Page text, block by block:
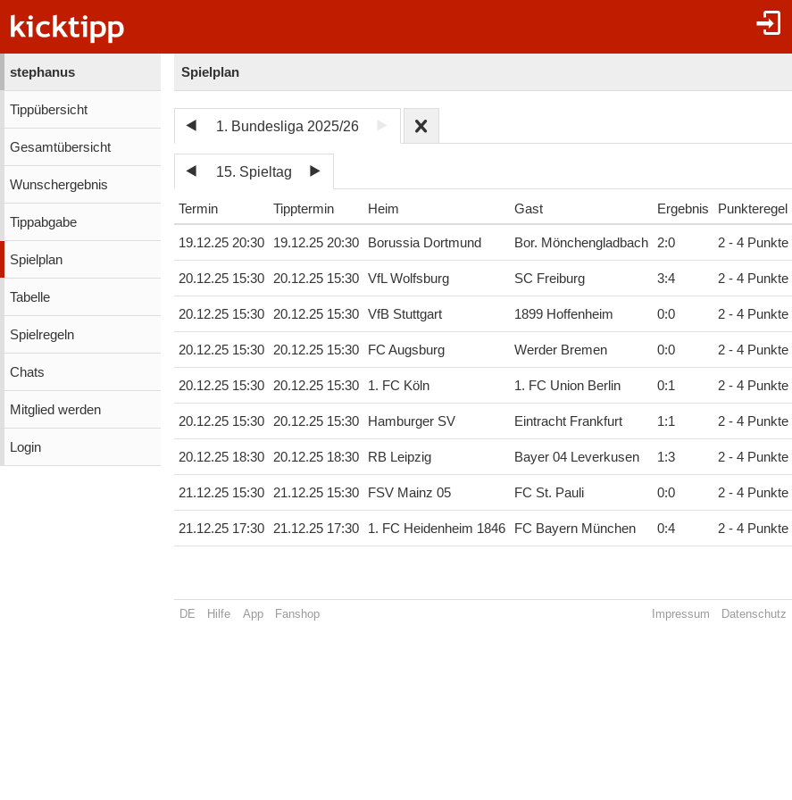
stephanus
Tippübersicht
Gesamtübersicht
Wunschergebnis
Tippabgabe
Spielplan
Tabelle
Spielregeln
Chats
Mitglied werden
Login
Spielplan
1. Bundesliga 2025/26
15. Spieltag
Termin Tipptermin Heim Gast Ergebnis Punkteregel
19.12.25 20:30 19.12.25 20:30 Borussia Dortmund Bor. Mönchengladbach 2:0 2 - 4 Punkte
20.12.25 15:30 20.12.25 15:30 VfL Wolfsburg SC Freiburg 3:4 2 - 4 Punkte
20.12.25 15:30 20.12.25 15:30 VfB Stuttgart 1899 Hoffenheim 0:0 2 - 4 Punkte
20.12.25 15:30 20.12.25 15:30 FC Augsburg Werder Bremen 0:0 2 - 4 Punkte
20.12.25 15:30 20.12.25 15:30 1. FC Köln 1. FC Union Berlin 0:1 2 - 4 Punkte
20.12.25 15:30 20.12.25 15:30 Hamburger SV Eintracht Frankfurt 1:1 2 - 4 Punkte
20.12.25 18:30 20.12.25 18:30 RB Leipzig Bayer 04 Leverkusen 1:3 2 - 4 Punkte
21.12.25 15:30 21.12.25 15:30 FSV Mainz 05 FC St. Pauli 0:0 2 - 4 Punkte
21.12.25 17:30 21.12.25 17:30 1. FC Heidenheim 1846 FC Bayern München 0:4 2 - 4 Punkte
DE Hilfe App Fanshop Impressum Datenschutz